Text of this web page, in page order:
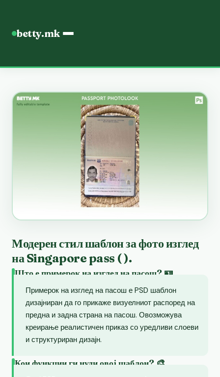
betty.mk
Модерен стил шаблон за фото изглед
на Singapore pass ( ).
Што е примерок на изглед на пасош? 🪪
Примерок на изглед на пасош е PSD шаблон
дизајниран да го прикаже визуелниот распоред на
предна и задна страна на пасош. Овозможува
креирање реалистичен приказ со уредливи слоеви
и структуриран дизајн.
Кои функции ги нуди овој шаблон? 🎨